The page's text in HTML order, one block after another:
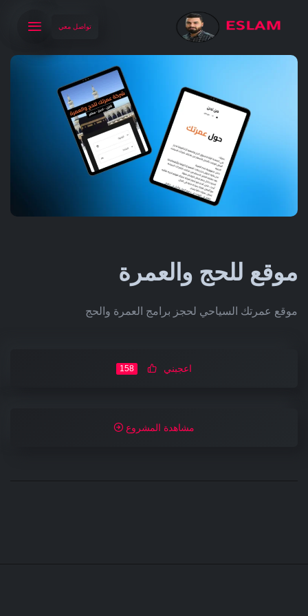
تواصل معي
موقع للحج والعمرة
موقع عمرتك السياحي لحجز برامج العمرة والحج
اعجبني 158
مشاهدة المشروع